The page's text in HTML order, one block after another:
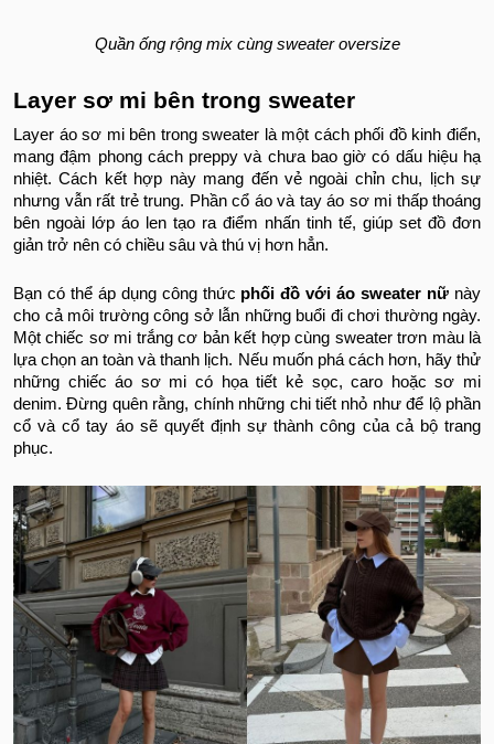
Quần ống rộng mix cùng sweater oversize
Layer sơ mi bên trong sweater
Layer áo sơ mi bên trong sweater là một cách phối đồ kinh điển,
mang đậm phong cách preppy và chưa bao giờ có dấu hiệu hạ
nhiệt. Cách kết hợp này mang đến vẻ ngoài chỉn chu, lịch sự
nhưng vẫn rất trẻ trung. Phần cổ áo và tay áo sơ mi thấp thoáng
bên ngoài lớp áo len tạo ra điểm nhấn tinh tế, giúp set đồ đơn
giản trở nên có chiều sâu và thú vị hơn hẳn.
Bạn có thể áp dụng công thức phối đồ với áo sweater nữ này
cho cả môi trường công sở lẫn những buổi đi chơi thường ngày.
Một chiếc sơ mi trắng cơ bản kết hợp cùng sweater trơn màu là
lựa chọn an toàn và thanh lịch. Nếu muốn phá cách hơn, hãy thử
những chiếc áo sơ mi có họa tiết kẻ sọc, caro hoặc sơ mi
denim. Đừng quên rằng, chính những chi tiết nhỏ như để lộ phần
cổ và cổ tay áo sẽ quyết định sự thành công của cả bộ trang
phục.